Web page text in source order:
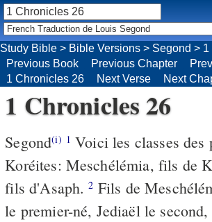
Study Bible > Bible Versions > Segond > 1
Previous Book
Previous Chapter
1 Chronicles 26
Next Verse Next
1 Chronicles 26
Segond(i) 1 Voici les classes des
Koréites: Meschélémia, fils de
fils d'Asaph.2 Fils de
le premier-né, Jediaël le